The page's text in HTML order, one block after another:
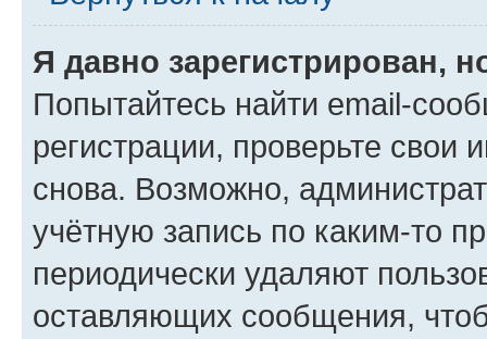
Я давно зарегистрирован,
Попытайтесь найти email-
регистрации, проверьте свои
снова. Возможно,
учётную запись по каким-то
периодически удаляют
оставляющих сообщения,